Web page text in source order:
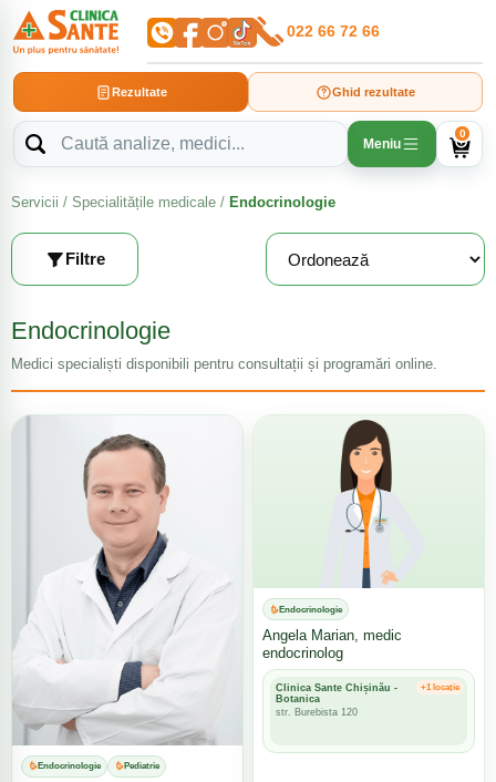
022 66 72 66
Rezultate Ghid rezultate
Meniu
0
Servicii / Specialitățile medicale / Endocrinologie
Filtre
Endocrinologie
Medici specialiști disponibili pentru consultații și programări online.
Endocrinologie Pediatrie
Endocrinologie
Angela Marian, medic
endocrinolog
Clinica Sante Chișinău -
Botanica
str. Burebista 120
+1 locație